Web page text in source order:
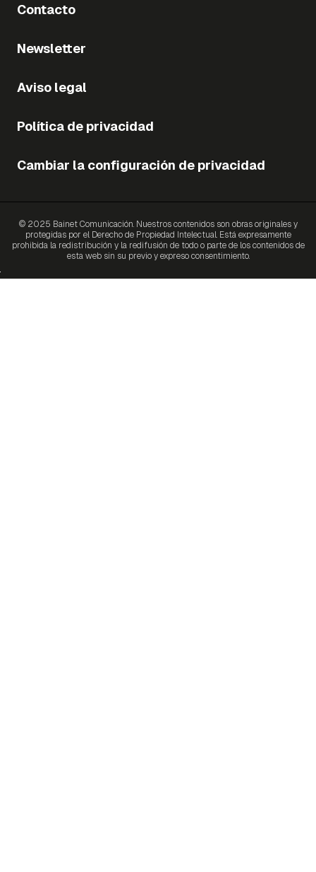
Contacto
Newsletter
Aviso legal
Política de privacidad
Cambiar la configuración de privacidad
© 2025 Bainet Comunicación. Nuestros contenidos son obras originales y
protegidas por el Derecho de Propiedad Intelectual. Está expresamente
prohibida la redistribución y la redifusión de todo o parte de los contenidos de
esta web sin su previo y expreso consentimiento.